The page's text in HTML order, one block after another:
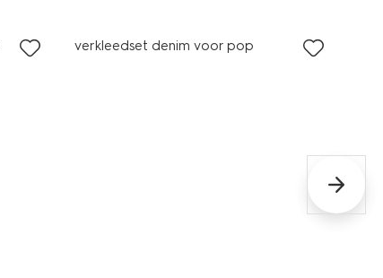
verkleedset denim voor pop